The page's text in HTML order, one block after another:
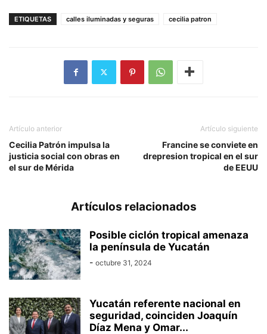
ETIQUETAS calles iluminadas y seguras cecilia patron
Artículo anterior
Cecilia Patrón impulsa la
justicia social con obras en
el sur de Mérida
Artículo siguiente
Francine se conviete en
drepresion tropical en el sur
de EEUU
Artículos relacionados
Posible ciclón tropical amenaza
la península de Yucatán
- octubre 31, 2024
Yucatán referente nacional en
seguridad, coinciden Joaquín
Díaz Mena y Omar...